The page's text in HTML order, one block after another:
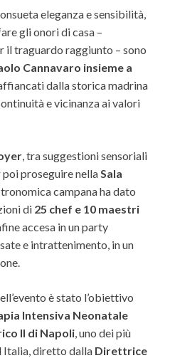
eleganza e sensibilità,
gli onori di casa –
traguardo raggiunto – sono
Cannavaro insieme a
dalla storica madrina
e vicinanza ai valori
, tra suggestioni sensoriali
proseguire nellaSala
campana ha dato
di 25 chef e 10 maestri
accesa in un party
e intrattenimento, in un
è stato l’obiettivo
Intensiva Neonatale
II di Napoli, uno dei più
Italia, diretto dalla Direttrice